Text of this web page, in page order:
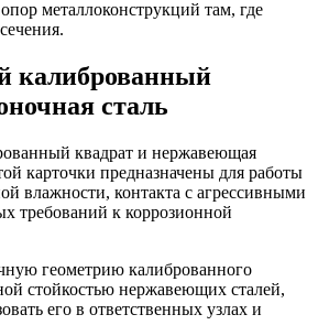
металлоконструкций там, где
калиброванный
сталь
квадрат и нержавеющая
карточки предназначены для работы
влажности, контакта с агрессивными
требований к коррозионной
геометрию калиброванного
стойкостью нержавеющих сталей,
его в ответственных узлах и